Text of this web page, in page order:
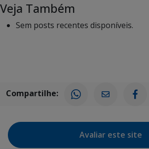
Veja Também
Sem posts recentes disponíveis.
Compartilhe:
Avaliar este site